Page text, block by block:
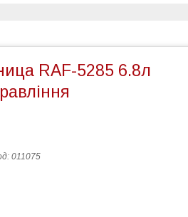
RAF-5285 6.8л
011075